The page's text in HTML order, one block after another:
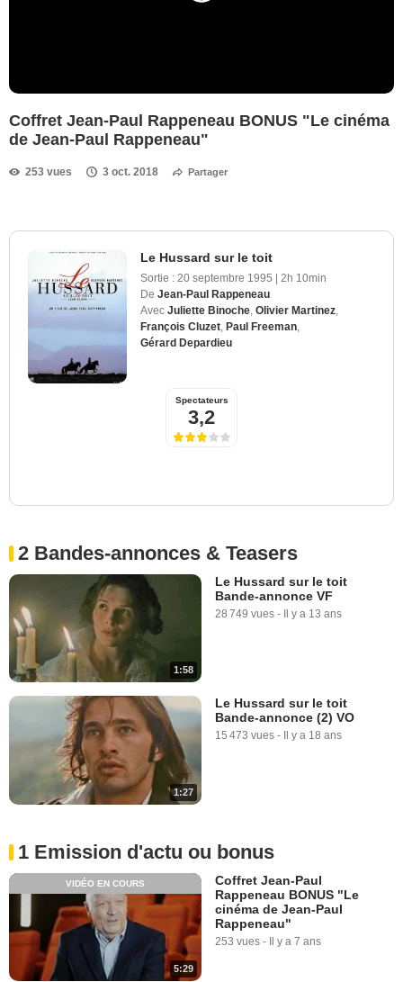
Coffret Jean-Paul Rappeneau BONUS "Le cinéma
de Jean-Paul Rappeneau"
253 vues 3 oct. 2018 Partager
Le Hussard sur le toit
Sortie : 20 septembre 1995 | 2h 10min
De Jean-Paul Rappeneau
Avec Juliette Binoche Olivier Martinez
François Cluzet Paul Freeman
Gérard Depardieu
Spectateurs
3,2
2 Bandes-annonces & Teasers
1:58
Le Hussard sur le toit
Bande-annonce VF
28 749 vues - Il y a 13 ans
1:27
Le Hussard sur le toit
Bande-annonce (2) VO
15 473 vues - Il y a 18 ans
1 Emission d'actu ou bonus
5:29
VIDÉO EN COURS
Coffret Jean-Paul
Rappeneau BONUS "Le
cinéma de Jean-Paul
Rappeneau"
253 vues - Il y a 7 ans